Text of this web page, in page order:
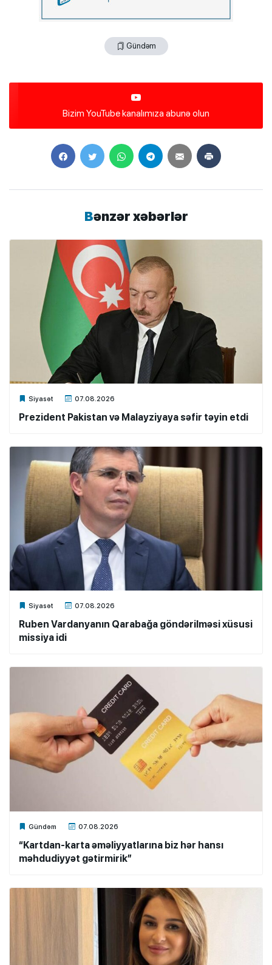
Gündəm
Bizim YouTube kanalımıza abunə olun
Bənzər xəbərlər
Siyasət 07.08.2026
Xalq.Online
Prezident Pakistan və Malayziyaya səfir təyin etdi
Siyasət 07.08.2026
Xalq.Online
Ruben Vardanyanın Qarabağa göndərilməsi xüsusi
missiya idi
Gündəm 07.08.2026
Xalq.Online
“Kartdan-karta əməliyyatlarına biz hər hansı
məhdudiyyət gətirmirik”